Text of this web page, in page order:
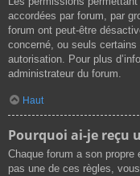
accordées par forum, par
forum ont peut-être
concerné, ou seuls certains
autorisation. Pour plus
administrateur du forum.
Haut
Pourquoi ai-je reçu
Chaque forum a son
pas une de ces règles,